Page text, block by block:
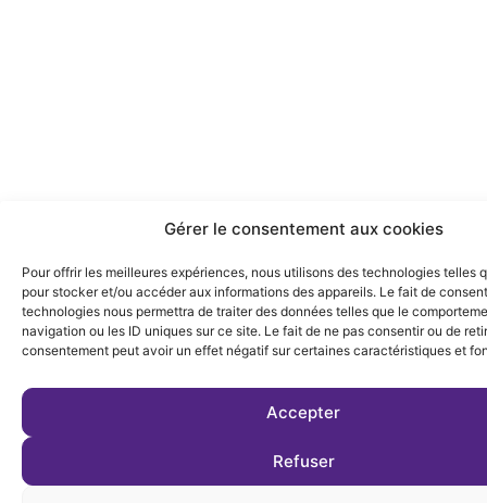
Gérer le consentement aux cookies
Pour offrir les meilleures expériences, nous utilisons des technologies telles
pour stocker et/ou accéder aux informations des appareils. Le fait de
technologies nous permettra de traiter des données telles que le
navigation ou les ID uniques sur ce site. Le fait de ne pas consentir ou de
consentement peut avoir un effet négatif sur certaines caractéristiques et
Accepter
Refuser